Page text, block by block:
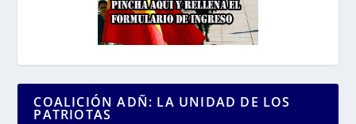
COALICIÓN ADÑ: LA UNIDAD DE LOS
PATRIOTAS